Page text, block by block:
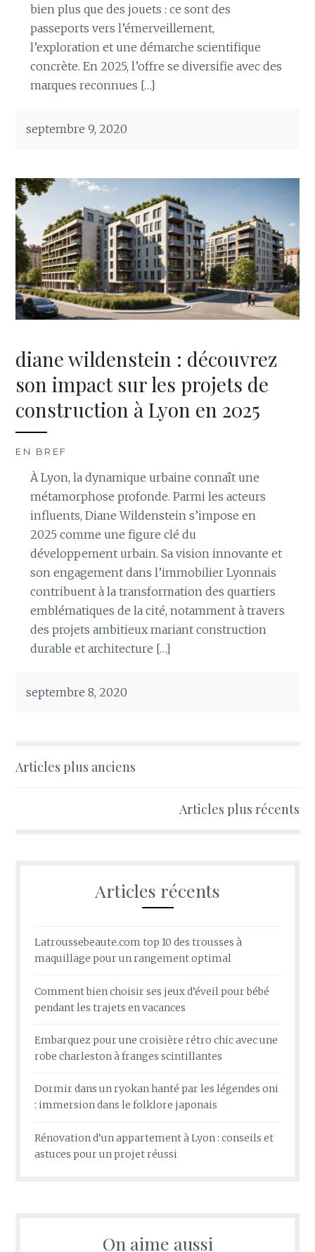
bien plus que des jouets : ce sont des
passeports vers l’émerveillement,
l’exploration et une démarche scientifique
concrète. En 2025, l’offre se diversifie avec des
marques reconnues […]
septembre 9, 2020
diane wildenstein : découvrez
son impact sur les projets de
construction à Lyon en 2025
EN BREF
À Lyon, la dynamique urbaine connaît une
métamorphose profonde. Parmi les acteurs
influents, Diane Wildenstein s’impose en
2025 comme une figure clé du
développement urbain. Sa vision innovante et
son engagement dans l’immobilier Lyonnais
contribuent à la transformation des quartiers
emblématiques de la cité, notamment à travers
des projets ambitieux mariant construction
durable et architecture […]
septembre 8, 2020
Navigation
Articles plus anciens
Articles plus récents
Articles récents
Latroussebeaute.com top 10 des trousses à
maquillage pour un rangement optimal
Comment bien choisir ses jeux d’éveil pour bébé
pendant les trajets en vacances
Embarquez pour une croisière rétro chic avec une
robe charleston à franges scintillantes
Dormir dans un ryokan hanté par les légendes oni
: immersion dans le folklore japonais
Rénovation d’un appartement à Lyon : conseils et
astuces pour un projet réussi
On aime aussi